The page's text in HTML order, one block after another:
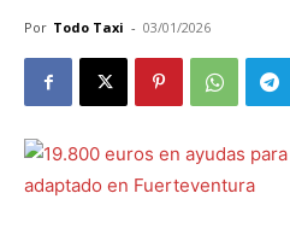
Por Todo Taxi - 03/01/2026